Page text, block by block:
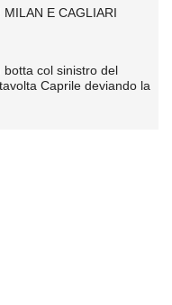
MILAN E CAGLIARI
botta col sinistro del
Caprile deviando la